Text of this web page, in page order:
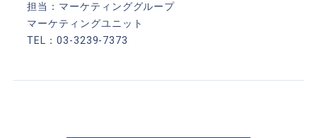
担当：マーケティンググループ
マーケティングユニット
TEL：03-3239-7373